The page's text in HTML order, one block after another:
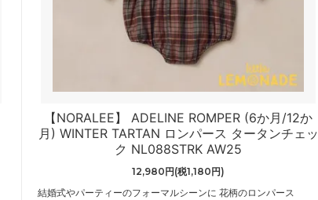
【NORALEE】 ADELINE ROMPER (6か月/12か
月) WINTER TARTAN ロンパース タータンチェッ
ク NL088STRK AW25
12,980円(税1,180円)
結婚式やパーティーのフォーマルシーンに 花柄のロンパース